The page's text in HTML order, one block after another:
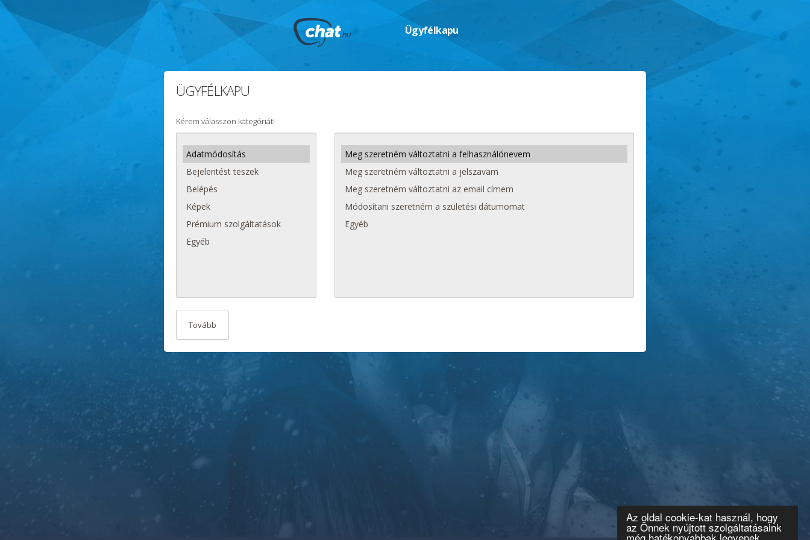
Az oldal cookie-kat használ, hogy
az Önnek nyújtott szolgáltatásaink
Ügyfélkapu
ÜGYFÉLKAPU
Kérem válasszon kategóriát!
Tovább